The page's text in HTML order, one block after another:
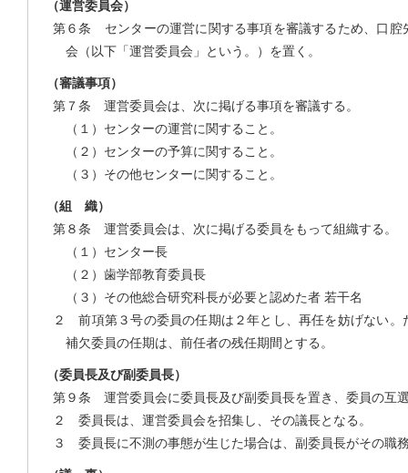
（運営委員会）
第６条 センターの運営に関する事項を審議するため、口腔
会（以下「運営委員会」という。）を置く。
（審議事項）
第７条 運営委員会は、次に掲げる事項を審議する。
（１）センターの運営に関すること。
（２）センターの予算に関すること。
（３）その他センターに関すること。
（組 織）
第８条 運営委員会は、次に掲げる委員をもって組織する。
（１）センター長
（２）歯学部教育委員長
（３）その他総合研究科長が必要と認めた者 若干名
２ 前項第３号の委員の任期は２年とし、再任を妨げない。
補欠委員の任期は、前任者の残任期間とする。
（委員長及び副委員長）
第９条 運営委員会に委員長及び副委員長を置き、委員の互
２ 委員長は、運営委員会を招集し、その議長となる。
３ 委員長に不測の事態が生じた場合は、副委員長がその職